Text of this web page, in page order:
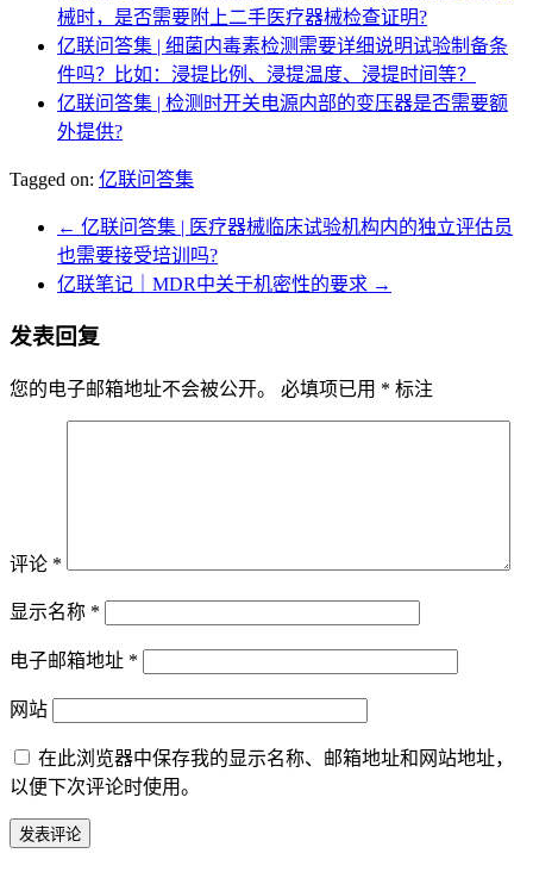
械时，是否需要附上二手医疗器械检查证明?
亿联问答集 | 细菌内毒素检测需要详细说明试验制备条
件吗？比如：浸提比例、浸提温度、浸提时间等？
亿联问答集 | 检测时开关电源内部的变压器是否需要额
外提供?
Tagged on: 亿联问答集
← 亿联问答集 | 医疗器械临床试验机构内的独立评估员
也需要接受培训吗?
亿联笔记｜MDR中关于机密性的要求 →
发表回复
您的电子邮箱地址不会被公开。 必填项已用 * 标注
评论 *
显示名称 *
电子邮箱地址 *
网站
在此浏览器中保存我的显示名称、邮箱地址和网站地址，
以便下次评论时使用。